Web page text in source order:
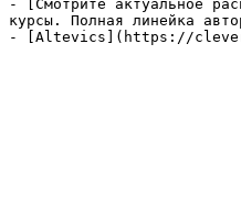
- [Смотрите актуальное
курсы. Полная линейка
- [Altevics](https://